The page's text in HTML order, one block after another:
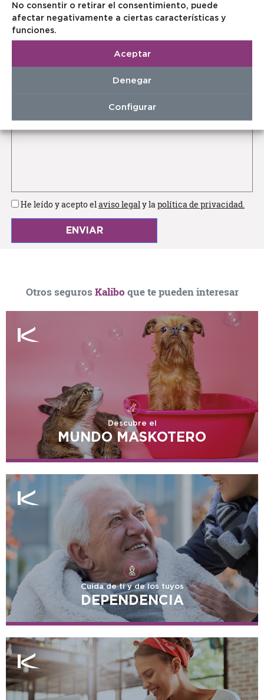
No consentir o retirar el consentimiento, puede
afectar negativamente a ciertas características y
funciones.
Aceptar
Denegar
Configurar
¿Cómo nos has conocido?
He leído y acepto el aviso legal y la política de privacidad.
Otros seguros Kalibo que te pueden interesar
Descubre el
MUNDO MASKOTERO
Cuida de ti y de los tuyos
DEPENDENCIA